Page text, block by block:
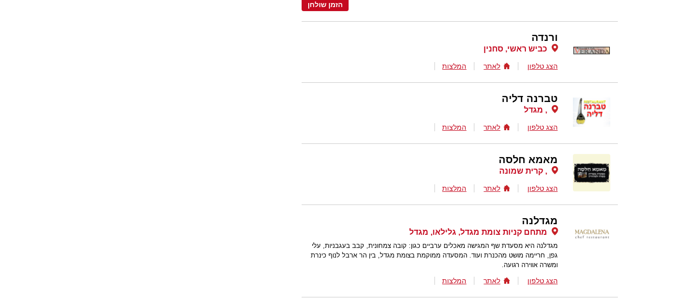
הזמן שולחן
ורנדה
כביש ראשי, סחנין
הצג טלפון לאתר המלצות
טברנה דליה
, מגדל
הצג טלפון לאתר המלצות
מאמא חלסה
, קרית שמונה
הצג טלפון לאתר המלצות
מגדלנה
מתחם קניות צומת מגדל, גלילאו, מגדל
מגדלנה היא מסעדת שף המגישה מאכלים ערביים כגון: קובה צמחונית, קבב בעגבניות, עלי
גפן, חריימה מושט מהכנרת ועוד. המסעדה ממוקמת בצומת מגדל, בין הר ארבל לנוף כינרת
ומשרה אווירה רגועה.
הצג טלפון לאתר המלצות